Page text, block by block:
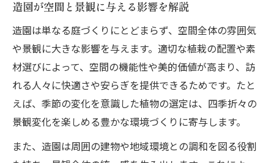
造園と景観設計の違いと連携ポイント
景観向上に造園技術がどう活かされるか
造園の視点から見る理想的な景観空間
景観を磨くなら造園技術の理解が鍵
造園技術の進化が景観美を支える理由
景観改善に役立つ造園の実践的アプローチ
景観向上に必要な造園の専門知識を紹介
造園が空間と景観に与える影響を解説
造園は単なる庭づくりにとどまらず、空間全体の雰囲気
や景観に大きな影響を与えます。適切な植栽の配置や素
材選びによって、空間の機能性や美的価値が高まり、訪
れる人々に快適さや安らぎを提供できるためです。たと
えば、季節の変化を意識した植物の選定は、四季折々の
景観変化を楽しめる豊かな環境づくりに寄与します。
また、造園は周囲の建物や地域環境との調和を図る役割